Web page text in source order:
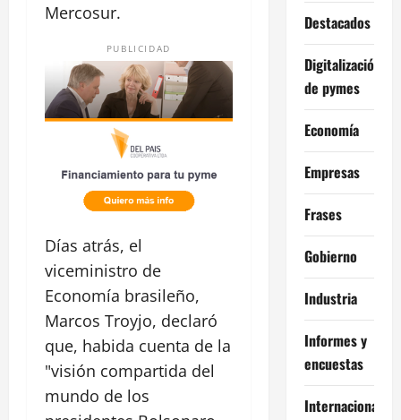
Mercosur.
PUBLICIDAD
Días atrás, el
viceministro de
Economía brasileño,
Marcos Troyjo, declaró
que, habida cuenta de la
"visión compartida del
mundo de los
Destacados
Digitalización
de pymes
Economía
Empresas
Frases
Gobierno
Industria
Informes y
encuestas
Internacional